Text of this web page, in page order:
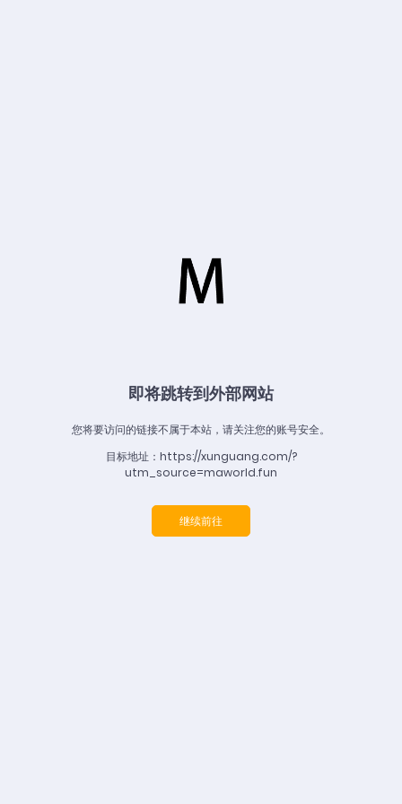
即将跳转到外部网站
您将要访问的链接不属于本站，请关注您的账号安全。
目标地址：https://xunguang.com/?
utm_source=maworld.fun
继续前往